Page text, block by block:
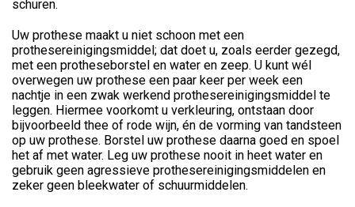
schuren.
Uw prothese maakt u niet schoon met een
prothesereinigingsmiddel; dat doet u, zoals eerder gezegd,
met een protheseborstel en water en zeep. U kunt wél
overwegen uw prothese een paar keer per week een
nachtje in een zwak werkend prothesereinigingsmiddel te
leggen. Hiermee voorkomt u verkleuring, ontstaan door
bijvoorbeeld thee of rode wijn, én de vorming van tandsteen
op uw prothese. Borstel uw prothese daarna goed en spoel
het af met water. Leg uw prothese nooit in heet water en
gebruik geen agressieve prothesereinigingsmiddelen en
zeker geen bleekwater of schuurmiddelen.